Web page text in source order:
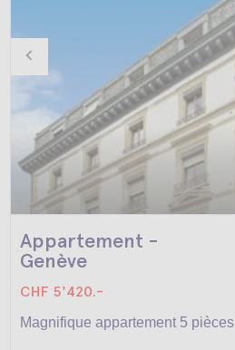
Appartement -
Genève
CHF 5'420.-
Magnifique appartement 5 pièces